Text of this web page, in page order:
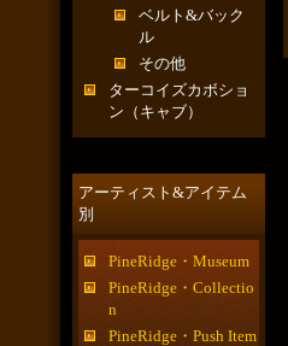
ベルト&バック
ル
その他
ターコイズカボショ
ン（キャブ）
アーティスト&アイテム
別
PineRidge・Museum
PineRidge・Collectio
n
PineRidge・Push Item